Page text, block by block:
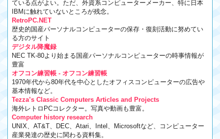
ている点がよい。ただ、外資系コンピューターメーカー、特に日本
IBMに触れていないところが残念。
RetroPC.NET
歴史的国産パーソナルコンピューターの保存・復刻活動に努めてい
る方のサイト
デジタル降魔録
NEC TK-80より始まる国産パーソナルコンピューターの時事情報が
豊富
オフコン練習帳 - オフコン練習帳
1970年代から80年代を中心としたオフィスコンピューターの広告や
基本情報など。
Tezza’s Classic Computers Articles and Projects
海外レトロPCコレクター。写真や動画も豊富。
Computer history research
UNIX、AT&T、DEC、Atari、Intel、Microsoftなど、コンピューター
産業発達の歴史に関わる資料集。